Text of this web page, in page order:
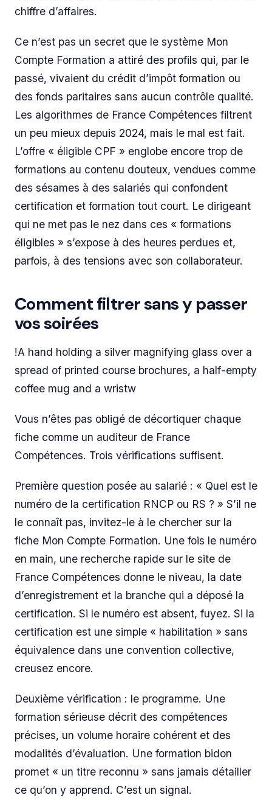
chiffre d’affaires.
Ce n’est pas un secret que le système Mon
Compte Formation a attiré des profils qui, par le
passé, vivaient du crédit d’impôt formation ou
des fonds paritaires sans aucun contrôle qualité.
Les algorithmes de France Compétences filtrent
un peu mieux depuis 2024, mais le mal est fait.
L’offre « éligible CPF » englobe encore trop de
formations au contenu douteux, vendues comme
des sésames à des salariés qui confondent
certification et formation tout court. Le dirigeant
qui ne met pas le nez dans ces « formations
éligibles » s’expose à des heures perdues et,
parfois, à des tensions avec son collaborateur.
Comment filtrer sans y passer
vos soirées
!A hand holding a silver magnifying glass over a
spread of printed course brochures, a half-empty
coffee mug and a wristw
Vous n’êtes pas obligé de décortiquer chaque
fiche comme un auditeur de France
Compétences. Trois vérifications suffisent.
Première question posée au salarié : « Quel est le
numéro de la certification RNCP ou RS ? » S’il ne
le connaît pas, invitez-le à le chercher sur la
fiche Mon Compte Formation. Une fois le numéro
en main, une recherche rapide sur le site de
France Compétences donne le niveau, la date
d’enregistrement et la branche qui a déposé la
certification. Si le numéro est absent, fuyez. Si la
certification est une simple « habilitation » sans
équivalence dans une convention collective,
creusez encore.
Deuxième vérification : le programme. Une
formation sérieuse décrit des compétences
précises, un volume horaire cohérent et des
modalités d’évaluation. Une formation bidon
promet « un titre reconnu » sans jamais détailler
ce qu’on y apprend. C’est un signal.